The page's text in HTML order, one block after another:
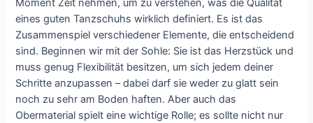
Moment Zeit nehmen, um zu verstehen, was die Qualität
eines guten Tanzschuhs wirklich definiert. Es ist das
Zusammenspiel verschiedener Elemente, die entscheidend
sind. Beginnen wir mit der Sohle: Sie ist das Herzstück und
muss genug Flexibilität besitzen, um sich jedem deiner
Schritte anzupassen – dabei darf sie weder zu glatt sein
noch zu sehr am Boden haften. Aber auch das
Obermaterial spielt eine wichtige Rolle; es sollte nicht nur